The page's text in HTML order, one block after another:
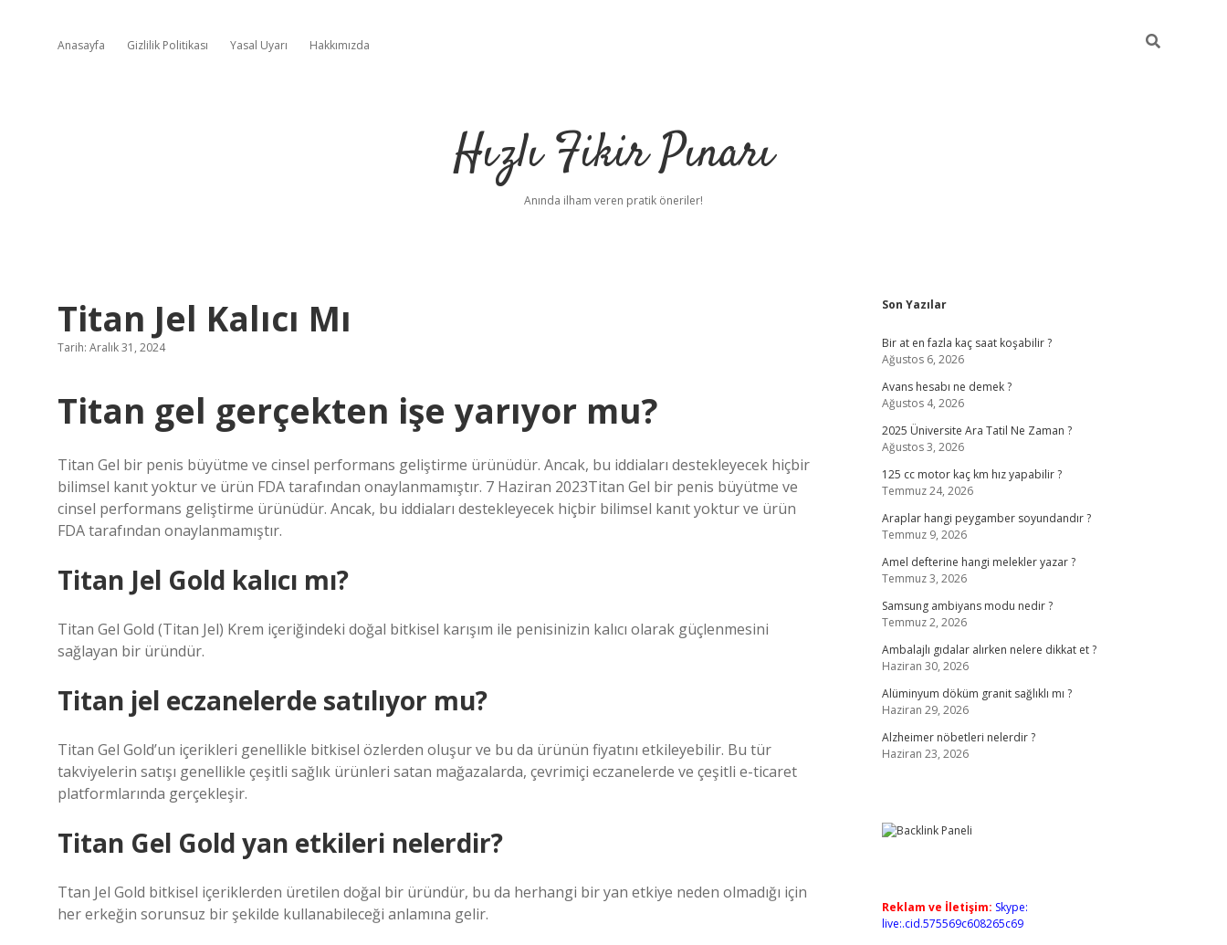
Anasayfa Gizlilik Politikası Yasal Uyarı Hakkımızda
Hızlı Fikir Pınarı
Anında ilham veren pratik öneriler!
Titan Jel Kalıcı Mı
Tarih: Aralık 31, 2024
Titan gel gerçekten işe yarıyor mu?
Titan Gel bir penis büyütme ve cinsel performans geliştirme ürünüdür. Ancak, bu iddiaları destekleyecek hiçbir
bilimsel kanıt yoktur ve ürün FDA tarafından onaylanmamıştır. 7 Haziran 2023Titan Gel bir penis büyütme ve
cinsel performans geliştirme ürünüdür. Ancak, bu iddiaları destekleyecek hiçbir bilimsel kanıt yoktur ve ürün
FDA tarafından onaylanmamıştır.
Titan Jel Gold kalıcı mı?
Titan Gel Gold (Titan Jel) Krem içeriğindeki doğal bitkisel karışım ile penisinizin kalıcı olarak güçlenmesini
sağlayan bir üründür.
Titan jel eczanelerde satılıyor mu?
Titan Gel Gold’un içerikleri genellikle bitkisel özlerden oluşur ve bu da ürünün fiyatını etkileyebilir. Bu tür
takviyelerin satışı genellikle çeşitli sağlık ürünleri satan mağazalarda, çevrimiçi eczanelerde ve çeşitli e-ticaret
platformlarında gerçekleşir.
Titan Gel Gold yan etkileri nelerdir?
Ttan Jel Gold bitkisel içeriklerden üretilen doğal bir üründür, bu da herhangi bir yan etkiye neden olmadığı için
her erkeğin sorunsuz bir şekilde kullanabileceği anlamına gelir.
Sidebar
Son Yazılar
Bir at en fazla kaç saat koşabilir ?
Ağustos 6, 2026
Avans hesabı ne demek ?
Ağustos 4, 2026
2025 Üniversite Ara Tatil Ne Zaman ?
Ağustos 3, 2026
125 cc motor kaç km hız yapabilir ?
Temmuz 24, 2026
Araplar hangi peygamber soyundandır ?
Temmuz 9, 2026
Amel defterine hangi melekler yazar ?
Temmuz 3, 2026
Samsung ambiyans modu nedir ?
Temmuz 2, 2026
Ambalajlı gıdalar alırken nelere dikkat et ?
Haziran 30, 2026
Alüminyum döküm granit sağlıklı mı ?
Haziran 29, 2026
Alzheimer nöbetleri nelerdir ?
Haziran 23, 2026
Reklam ve İletişim: Skype:
live:.cid.575569c608265c69